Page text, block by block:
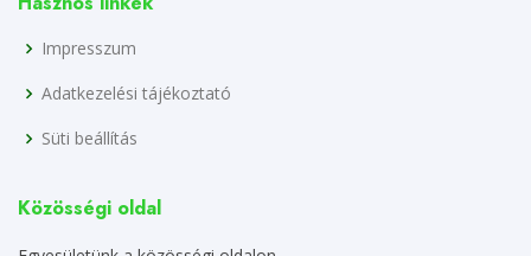
Impresszum
Adatkezelési tájékoztató
Süti beállítás
Közösségi oldal